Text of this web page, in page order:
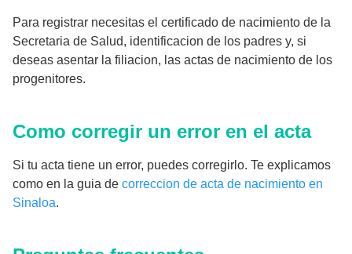
Para registrar necesitas el certificado de nacimiento de la
Secretaria de Salud, identificacion de los padres y, si
deseas asentar la filiacion, las actas de nacimiento de los
progenitores.
Como corregir un error en el acta
Si tu acta tiene un error, puedes corregirlo. Te explicamos
como en la guia de correccion de acta de nacimiento en
Sinaloa.